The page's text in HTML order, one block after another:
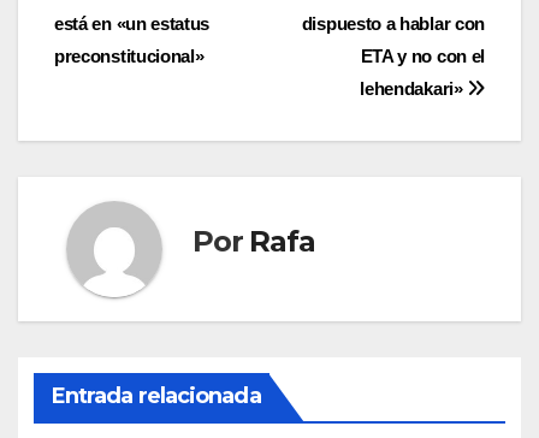
entradas
dispuesto a hablar con
ETA y no con el
lehendakari»
está en «un estatus
preconstitucional»
Por Rafa
Entrada relacionada